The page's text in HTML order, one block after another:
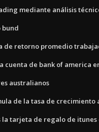
mediante análisis
bund
de retorno promedio
cuenta de bank of america
australianos
de la tasa de crecimiento
tarjeta de regalo de itunes